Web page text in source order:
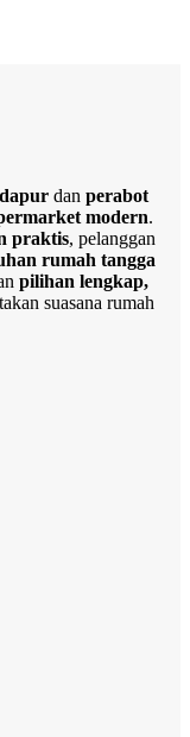
dan perabot
modern.
praktis, pelanggan
rumah tangga
pilihan lengkap,
suasana rumah